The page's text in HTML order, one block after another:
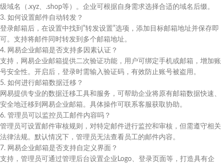
级域名（.xyz、.shop等）。企业可根据自身需求选择合适的域名后缀。
3. 如何设置邮件自动转发？
登录邮箱后，在设置中找到”转发设置”选项，添加目标邮箱地址并保存即
可。支持将邮件同时转发到多个邮箱地址。
4. 网易企业邮箱是否支持多因素认证？
支持，网易企业邮箱提供二次验证功能，用户可绑定手机或邮箱，增加账
号安全性。开启后，登录时需输入验证码，有效防止账号被盗用。
5. 如何进行邮箱数据迁移？
网易提供专业的数据迁移工具和服务，可帮助企业将原有邮箱数据快速、
安全地迁移到网易企业邮箱。具体操作可联系客服获取协助。
6. 管理员可以监控员工邮件内容吗？
管理员可设置邮件审核规则，对特定邮件进行监控和审核，但需遵守相关
法律法规。默认情况下，管理员无法查看员工的邮件内容。
7. 网易企业邮箱是否支持自定义界面？
支持，管理员可通过管理后台设置企业Logo、登录页面等，打造具有企